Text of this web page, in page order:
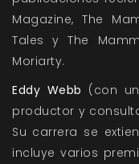
Magazine, The
Tales y The
Moriarty.
Eddy Webb (con
productor y
Su carrera se
incluye varios